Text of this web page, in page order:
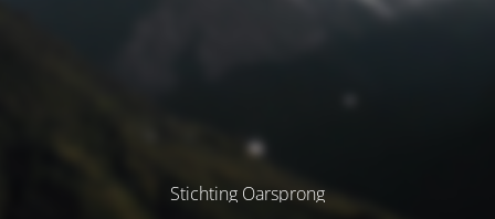
Stichting Oarsprong